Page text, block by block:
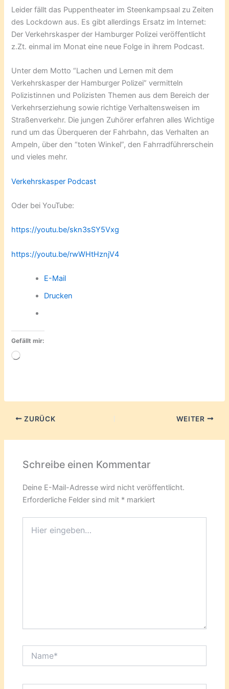
Leider fällt das Puppentheater im Steenkampsaal zu Zeiten
des Lockdown aus. Es gibt allerdings Ersatz im Internet:
Der Verkehrskasper der Hamburger Polizei veröffentlicht
z.Zt. einmal im Monat eine neue Folge in ihrem Podcast.
Unter dem Motto “Lachen und Lernen mit dem
Verkehrskasper der Hamburger Polizei” vermitteln
Polizistinnen und Polizisten Themen aus dem Bereich der
Verkehrserziehung sowie richtige Verhaltensweisen im
Straßenverkehr. Die jungen Zuhörer erfahren alles Wichtige
rund um das Überqueren der Fahrbahn, das Verhalten an
Ampeln, über den “toten Winkel”, den Fahrradführerschein
und vieles mehr.
Verkehrskasper Podcast
Oder bei YouTube:
https://youtu.be/skn3sSY5Vxg
https://youtu.be/rwWHtHznjV4
E-Mail
Drucken
Gefällt mir:
Wird
ZURÜCK WEITER
Schreibe einen Kommentar
Deine E-Mail-Adresse wird nicht veröffentlicht.
Erforderliche Felder sind mit * markiert
eingeben…